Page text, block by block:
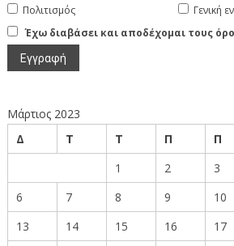
Πολιτισμός
Γενική
Έχω διαβάσει και αποδέχομαι τους
Μάρτιος 2023
Δ
Τ Τ Π Π
1
2 3
6
7 8 9 10
13
14 15 16 17